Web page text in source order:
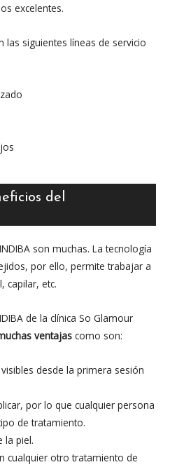
excelentes.
las siguientes líneas de servicio
del
son muchas. La tecnología
por ello, permite trabajar a
capilar, etc.
de la clínica So Glamour
ventajas como son:
desde la primera sesión
por lo que cualquier persona
de tratamiento.
la piel.
cualquier otro tratamiento de